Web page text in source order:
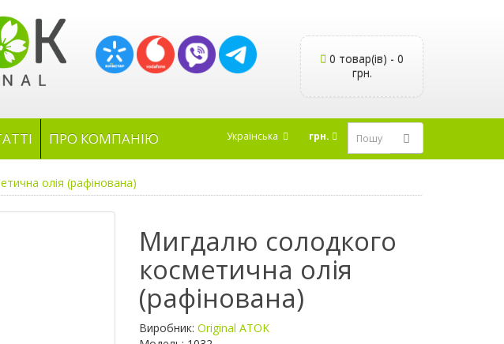
0 товар(ів) - 0
грн.
ПРО КОМПАНІЮ Українська грн.
олія (рафінована)
Мигдалю солодкого
косметична олія
(рафінована)
Виробник: Original ATOK